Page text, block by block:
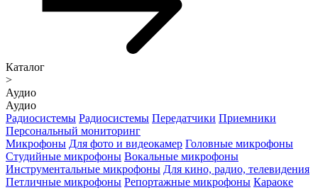
Каталог
>
Аудио
Аудио
Радиосистемы Радиосистемы Передатчики Приемники
Персональный мониторинг
Микрофоны Для фото и видеокамер Головные микрофоны
Студийные микрофоны Вокальные микрофоны
Инструментальные микрофоны Для кино, радио, телевидения
Петличные микрофоны Репортажные микрофоны Караоке